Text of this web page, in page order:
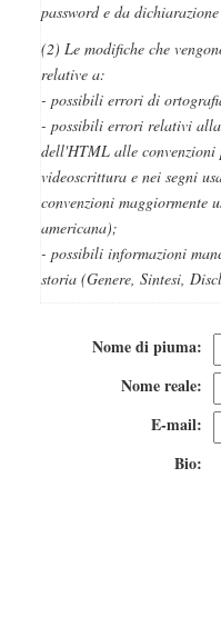
password e da
(2) Le modifiche che
relative a:
- possibili errori di
- possibili errori relativi
dell'HTML alle
videoscrittura e nei segni
convenzioni maggiormente
americana);
- possibili informazioni
storia (Genere, Sintesi,
Nome di piuma:
Nome reale:
E-mail:
Bio: